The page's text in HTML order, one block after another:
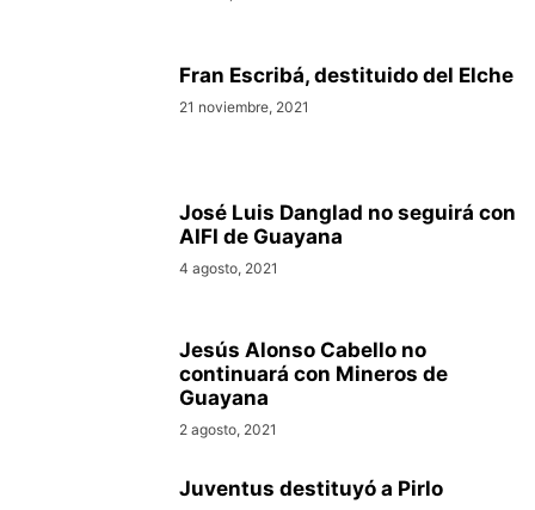
Fran Escribá, destituido del Elche
21 noviembre, 2021
José Luis Danglad no seguirá con
AIFI de Guayana
4 agosto, 2021
Jesús Alonso Cabello no
continuará con Mineros de
Guayana
2 agosto, 2021
Juventus destituyó a Pirlo